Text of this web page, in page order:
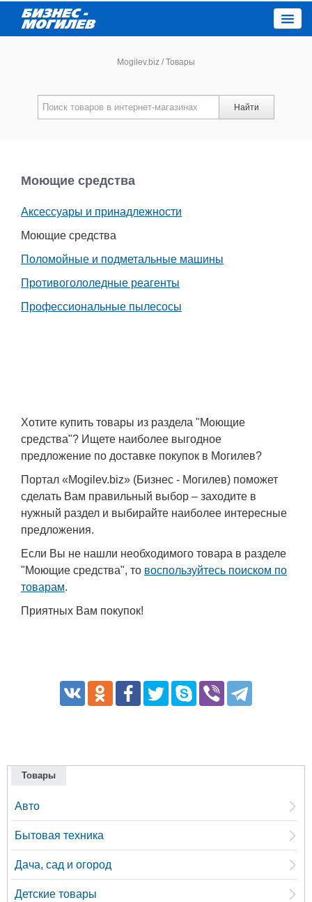
Новости компаний
Каталог
Работа
Объявления
Еще
Mogilev.biz /Товары
Найти
Моющие средства
Аксессуары и принадлежности
Моющие средства
Поломойные и подметальные машины
Противогололедные реагенты
Профессиональные пылесосы
Хотите купить товары из раздела "Моющие
средства"? Ищете наиболее выгодное
предложение по доставке покупок в Могилев?
Портал «Mogilev.biz» (Бизнес - Могилев) поможет
сделать Вам правильный выбор – заходите в
нужный раздел и выбирайте наиболее интересные
предложения.
Если Вы не нашли необходимого товара в разделе
"Моющие средства", то воспользуйтесь поиском по
товарам.
Приятных Вам покупок!
Товары
Авто
Бытовая техника
Дача, сад и огород
Детские товары